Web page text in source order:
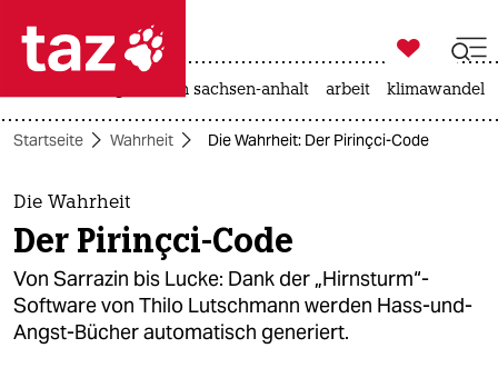
 taz zahl ich
taz zahl ich
themen
politik
öko
gesellschaft

taz zahl ich
landtagswahl in sachsen-anhalt arbeit klimawandel
Startseite Wahrheit Die Wahrheit: Der Pirinçci-Code
Die Wahrheit
Der Pirinçci-Code
Von Sarrazin bis Lucke: Dank der „Hirnsturm“-
Software von Thilo Lutschmann werden Hass-und-
Angst-Bücher automatisch generiert.